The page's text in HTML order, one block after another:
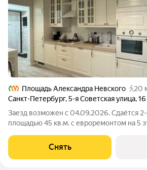
Площадь Александра Невского
20
Санкт-Петербург,5-я Советская улица,16
Заезд возможен с 04.09.2026. Сдаётся
площадью 45 кв.м. с евроремонтом на 5
Духовой шкаф Стиральная машина Холодильник
Посудомоечная машина
Снять